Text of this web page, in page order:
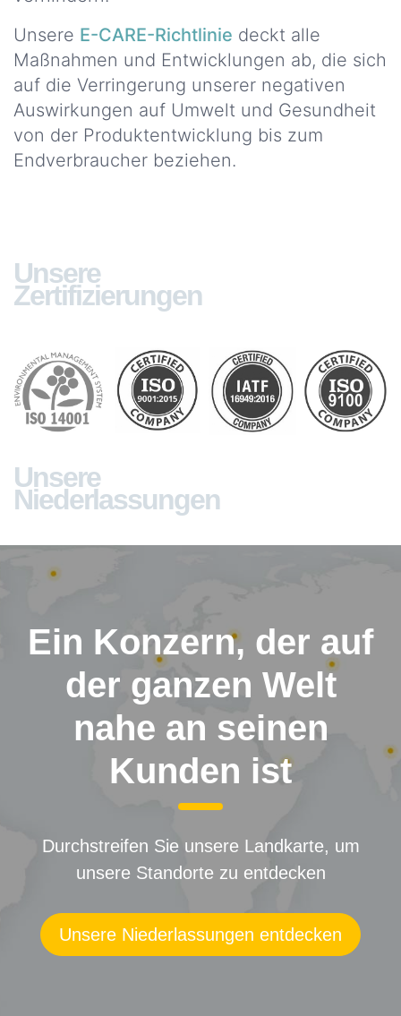
Unsere E-CARE-Richtlinie deckt alle
Maßnahmen und Entwicklungen ab, die sich
auf die Verringerung unserer negativen
Auswirkungen auf Umwelt und Gesundheit
von der Produktentwicklung bis zum
Endverbraucher beziehen.
Unsere
Zertifizierungen
Unsere
Niederlassungen
Ein Konzern, der auf
der ganzen Welt
nahe an seinen
Kunden ist
Durchstreifen Sie unsere Landkarte, um
unsere Standorte zu entdecken
Unsere Niederlassungen entdecken